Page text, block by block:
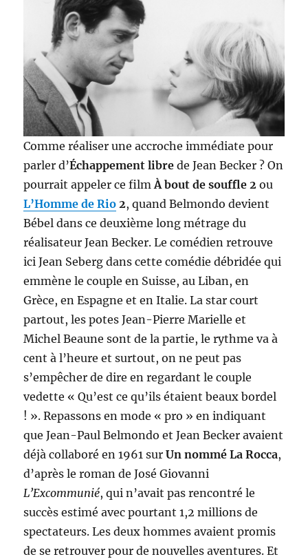
Comme réaliser une accroche immédiate pour
parler d’Échappement libre de Jean Becker ? On
pourrait appeler ce filmÀ bout de souffle 2 ou
L’Homme de Rio 2, quand Belmondo devient
Bébel dans ce deuxième long métrage du
réalisateur Jean Becker. Le comédien retrouve
ici Jean Seberg dans cette comédie débridée qui
emmène le couple en Suisse, au Liban, en
Grèce, en Espagne et en Italie. La star court
partout, les potes Jean-Pierre Marielle et
Michel Beaune sont de la partie, le rythme va à
cent à l’heure et surtout, on ne peut pas
s’empêcher de dire en regardant le couple
vedette « Qu’est ce qu’ils étaient beaux bordel
! ». Repassons en mode « pro » en indiquant
que Jean-Paul Belmondo et Jean Becker avaient
déjà collaboré en 1961 surUn nommé La Rocca,
d’après le roman de José Giovanni
L’Excommunié, qui n’avait pas rencontré le
succès estimé avec pourtant 1,2 millions de
spectateurs. Les deux hommes avaient promis
de se retrouver pour de nouvelles aventures. Et